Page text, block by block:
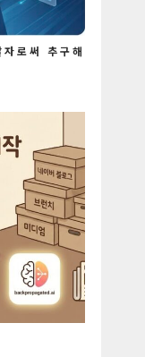
로써 추구해